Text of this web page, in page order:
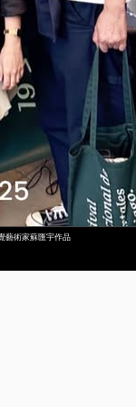
藝術家蘇匯宇作品